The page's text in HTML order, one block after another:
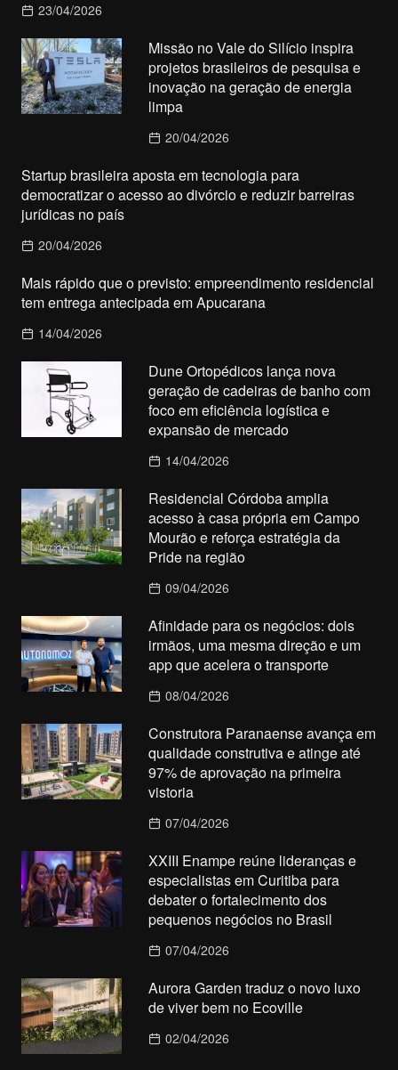
23/04/2026
Missão no Vale do Silício inspira
projetos brasileiros de pesquisa e
inovação na geração de energia
limpa
20/04/2026
Startup brasileira aposta em tecnologia para
democratizar o acesso ao divórcio e reduzir barreiras
jurídicas no país
20/04/2026
Mais rápido que o previsto: empreendimento residencial
tem entrega antecipada em Apucarana
14/04/2026
Dune Ortopédicos lança nova
geração de cadeiras de banho com
foco em eficiência logística e
expansão de mercado
14/04/2026
Residencial Córdoba amplia
acesso à casa própria em Campo
Mourão e reforça estratégia da
Pride na região
09/04/2026
Afinidade para os negócios: dois
irmãos, uma mesma direção e um
app que acelera o transporte
08/04/2026
Construtora Paranaense avança em
qualidade construtiva e atinge até
97% de aprovação na primeira
vistoria
07/04/2026
XXIII Enampe reúne lideranças e
especialistas em Curitiba para
debater o fortalecimento dos
pequenos negócios no Brasil
07/04/2026
Aurora Garden traduz o novo luxo
de viver bem no Ecoville
02/04/2026